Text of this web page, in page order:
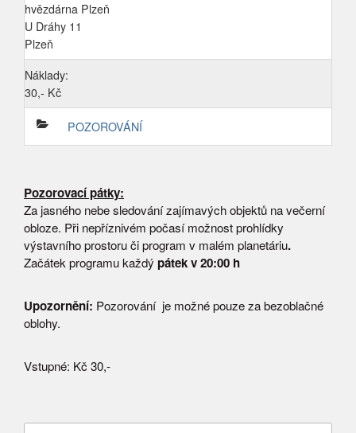
hvězdárna Plzeň
U Dráhy 11
Plzeň
Náklady:
30,- Kč
POZOROVÁNÍ
Pozorovací pátky:
Za jasného nebe sledování zajímavých objektů na večerní
obloze. Při nepříznivém počasí možnost prohlídky
výstavního prostoru či program v malém planetáriu.
Začátek programu každý pátek v 20:00 h
Upozornění: Pozorování je možné pouze za bezoblačné
oblohy.
Vstupné: Kč 30,-